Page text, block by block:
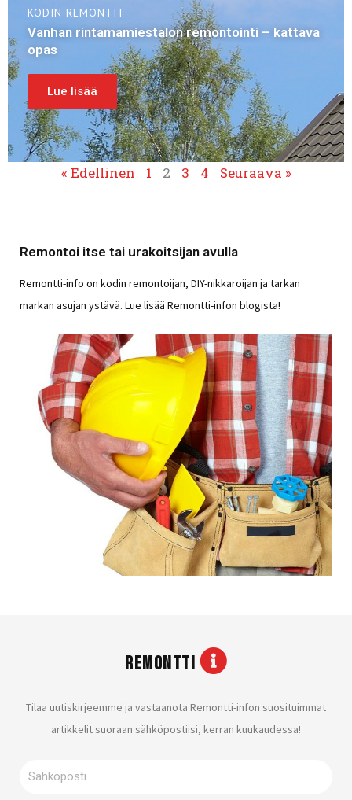
KODIN REMONTIT
Vanhan rintamamiestalon remontointi – kattava
opas
Lue lisää
« Edellinen 1 2 3 4 Seuraava »
Remontoi itse tai urakoitsijan avulla
Remontti-info on kodin remontoijan, DIY-nikkaroijan ja tarkan
markan asujan ystävä. Lue lisää Remontti-infon blogista!
REMONTTI
Tilaa uutiskirjeemme ja vastaanota Remontti-infon suosituimmat
artikkelit suoraan sähköpostiisi, kerran kuukaudessa!
Sähköposti